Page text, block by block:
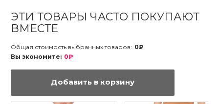
ЭТИ ТОВАРЫ ЧАСТО ПОКУПАЮТ
ВМЕСТЕ
Общая стоимость выбранных товаров: 0₽
Вы экономите: 0₽
Добавить в корзину